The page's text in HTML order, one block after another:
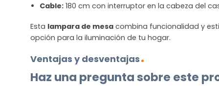
Cable:180 cm con interruptor en la cabeza del
Esta lampara de mesa combina funcionalidad y
opción para la iluminación de tu hogar.
Ventajas y desventajas
Haz una pregunta sobre este